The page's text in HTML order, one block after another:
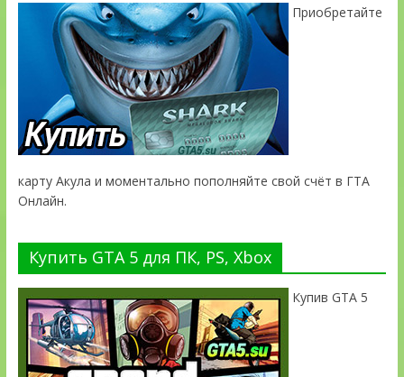
Приобретайте
карту Акула и моментально пополняйте свой счёт в ГТА
Онлайн.
Купить GTA 5 для ПК, PS, Xbox
Купив GTA 5